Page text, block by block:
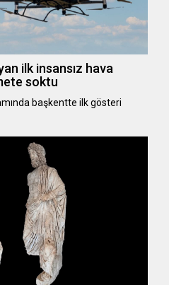
ilk insansız hava
soktu
başkentte ilk gösteri